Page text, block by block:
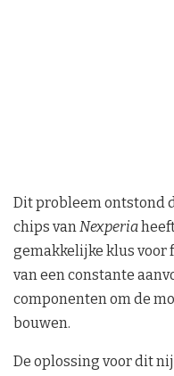
Dit probleem ontstond
chips vanNexperia
gemakkelijke klus
van een constante
componenten om de
bouwen.
De oplossing voor dit